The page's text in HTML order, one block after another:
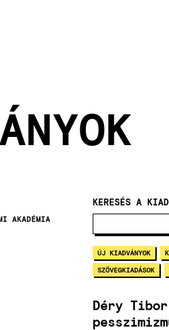
AKADÉMIA
KERESÉS A
ÚJ KIADVÁNYOK
SZÖVEGKIADÁSOK
Déry